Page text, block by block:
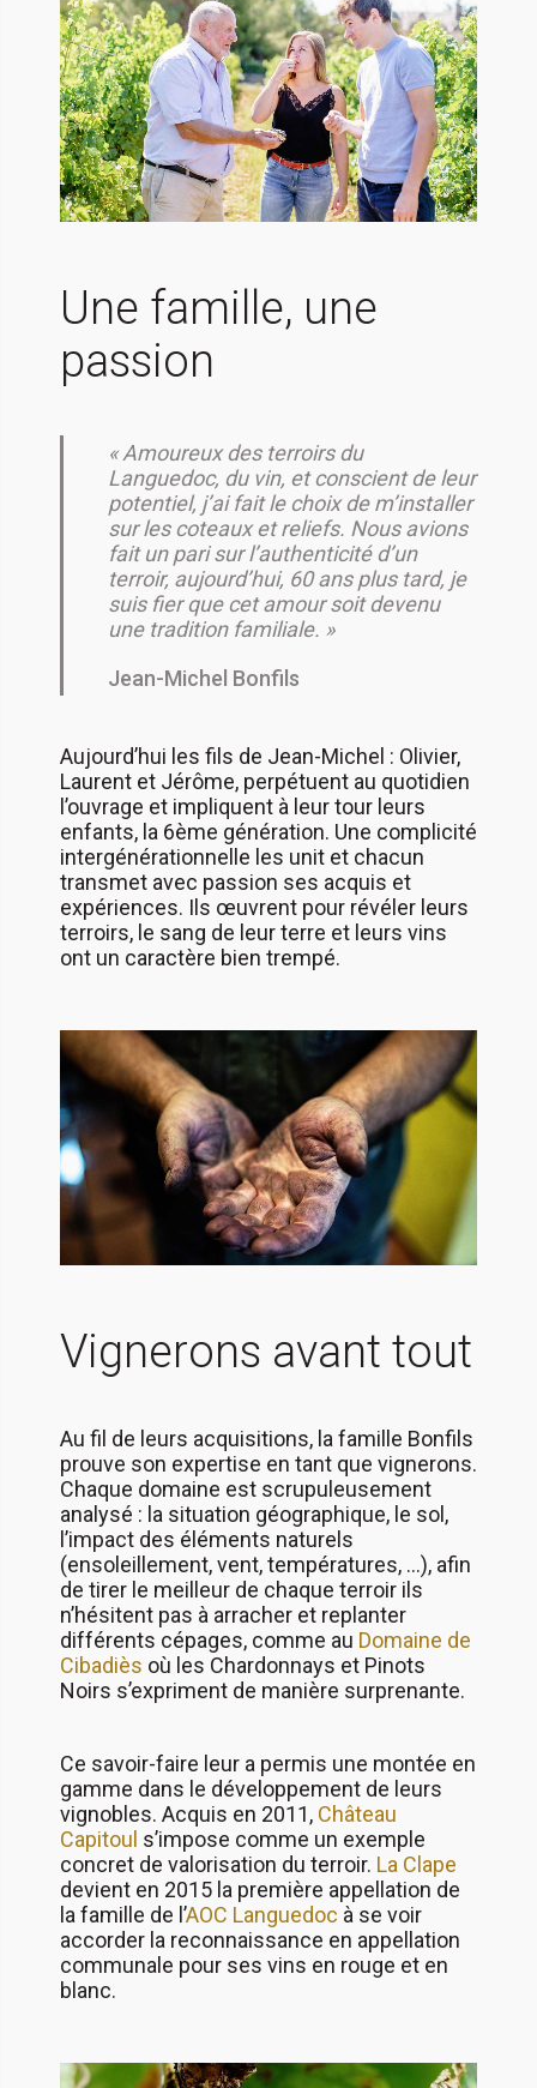
Une famille, une
passion
« Amoureux des terroirs du
Languedoc, du vin, et conscient de leur
potentiel, j’ai fait le choix de m’installer
sur les coteaux et reliefs. Nous avions
fait un pari sur l’authenticité d’un
terroir, aujourd’hui, 60 ans plus tard, je
suis fier que cet amour soit devenu
une tradition familiale. »
Jean-Michel Bonfils
Aujourd’hui les fils de Jean-Michel : Olivier,
Laurent et Jérôme, perpétuent au quotidien
l’ouvrage et impliquent à leur tour leurs
enfants, la 6ème génération. Une complicité
intergénérationnelle les unit et chacun
transmet avec passion ses acquis et
expériences. Ils œuvrent pour révéler leurs
terroirs, le sang de leur terre et leurs vins
ont un caractère bien trempé.
Vignerons avant tout
Au fil de leurs acquisitions, la famille Bonfils
prouve son expertise en tant que vignerons.
Chaque domaine est scrupuleusement
analysé : la situation géographique, le sol,
l’impact des éléments naturels
(ensoleillement, vent, températures, …), afin
de tirer le meilleur de chaque terroir ils
n’hésitent pas à arracher et replanter
différents cépages, comme au Domaine de
Cibadiès où les Chardonnays et Pinots
Noirs s’expriment de manière surprenante.
Ce savoir-faire leur a permis une montée en
gamme dans le développement de leurs
vignobles. Acquis en 2011, Château
Capitoul s’impose comme un exemple
concret de valorisation du terroir. La Clape
devient en 2015 la première appellation de
la famille de l’AOC Languedoc à se voir
accorder la reconnaissance en appellation
communale pour ses vins en rouge et en
blanc.